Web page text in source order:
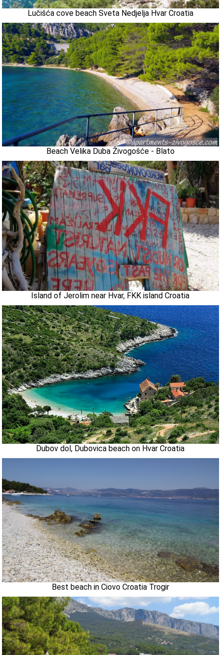
Lučišća cove beach Sveta Nedjelja Hvar Croatia
Beach Velika Duba Živogošće - Blato
Island of Jerolim near Hvar, FKK island Croatia
Dubov dol, Dubovica beach on Hvar Croatia
Best beach in Ciovo Croatia Trogir